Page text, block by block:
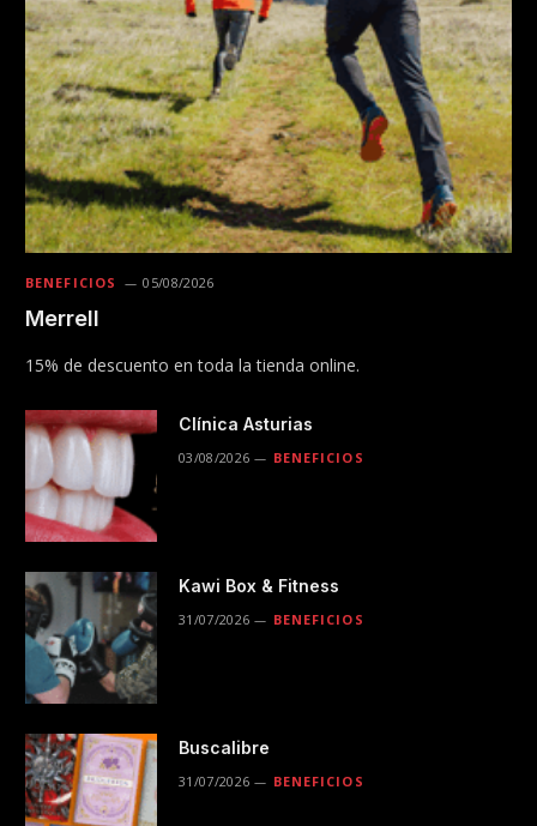
BENEFICIOS 05/08/2026
Merrell
15% de descuento en toda la tienda online.
Clínica Asturias
03/08/2026 BENEFICIOS
Kawi Box & Fitness
31/07/2026 BENEFICIOS
Buscalibre
31/07/2026 BENEFICIOS